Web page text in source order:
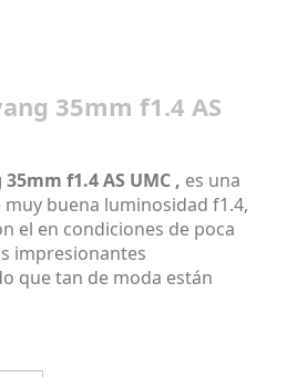
35mm f1.4 AS
f1.4 AS UMC , es una
buena luminosidad f1.4,
el en condiciones de poca
impresionantes
que tan de moda están